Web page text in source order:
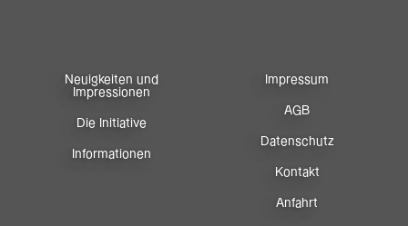
Neuigkeiten und
Impressionen
Die Initiative
Informationen
Impressum
AGB
Datenschutz
Kontakt
Anfahrt